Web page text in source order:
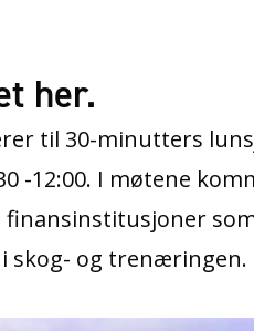
her.
til 30-minutters
-12:00. I møtene
skog- og trenæringen.